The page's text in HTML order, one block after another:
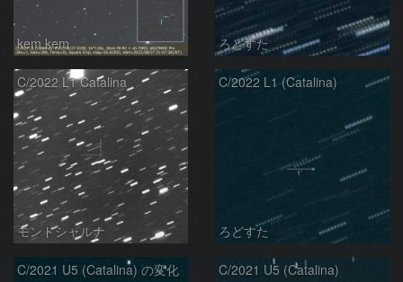
kem.kem ろどすた
C/2022 L1 Catalina
モンドシャルナ
C/2022 L1 (Catalina)
ろどすた
C/2021 U5 (Catalina) の変化 C/2021 U5 (Catalina)